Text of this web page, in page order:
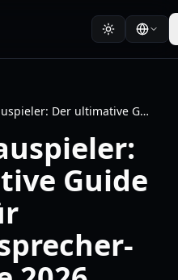
saros schauspieler: Der ultimative Guide für Synchronsprecher-Talente 2026
Guide